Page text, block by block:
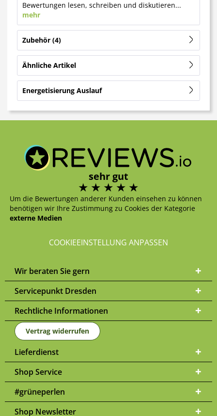
Bewertungen lesen, schreiben und diskutieren...
mehr
Zubehör 4
Ähnliche Artikel
Energetisierung Auslauf
sehr gut
Um die Bewertungen anderer Kunden einsehen zu können
benötigen wir Ihre Zustimmung zu Cookies der Kategorie
externe Medien
COOKIEEINSTELLUNG ANPASSEN
Wir beraten Sie gern
Servicepunkt Dresden
Rechtliche Informationen
Vertrag widerrufen
Lieferdienst
Shop Service
#grüneperlen
Shop Newsletter